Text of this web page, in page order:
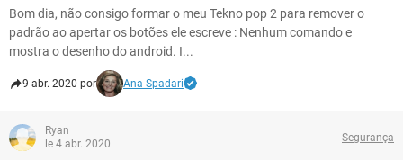
Bom dia, não consigo formar o meu Tekno pop 2 para remover o
padrão ao apertar os botões ele escreve : Nenhum comando e
mostra o desenho do android. I...
9 abr. 2020 por Ana Spadari
Ryan
le 4 abr. 2020
Segurança